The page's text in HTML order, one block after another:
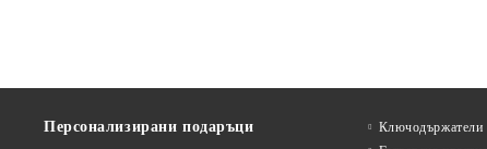
Персонализирани подаръци
Ключодържатели